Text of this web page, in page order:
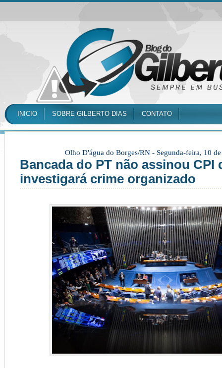
INICIO SOBRE GILBERTO DIAS CONTATO
Olho D'água do Borges/RN - Segunda-feira, 10
Bancada do PT não assinou CPI
investigará crime organizado